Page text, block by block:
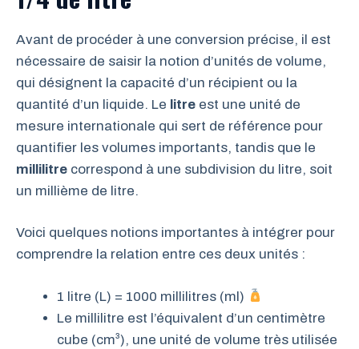
Avant de procéder à une conversion précise, il est
nécessaire de saisir la notion d’unités de volume,
qui désignent la capacité d’un récipient ou la
quantité d’un liquide. Le litre est une unité de
mesure internationale qui sert de référence pour
quantifier les volumes importants, tandis que le
millilitre correspond à une subdivision du litre, soit
un millième de litre.
Voici quelques notions importantes à intégrer pour
comprendre la relation entre ces deux unités :
1 litre (L) = 1000 millilitres (ml)
Le millilitre est l’équivalent d’un centimètre
cube (cm³), une unité de volume très utilisée